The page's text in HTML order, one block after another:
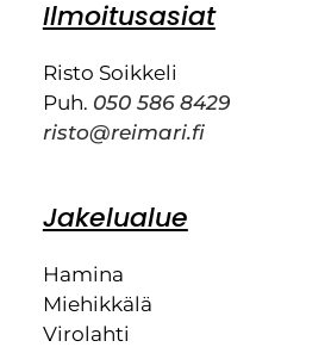
Ilmoitusasiat
Risto Soikkeli
Puh. 050 586 8429
risto@reimari.fi
Jakelualue
Hamina
Miehikkälä
Virolahti